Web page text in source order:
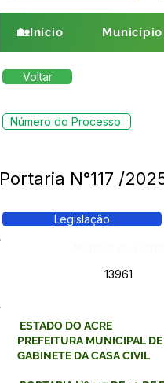
🏡Início
Voltar
Número do Processo:
Portaria N°117 /
Legislação
13961
ESTADO DO ACRE
PREFEITURA MUNICIPAL
GABINETE DA CASA CIVIL